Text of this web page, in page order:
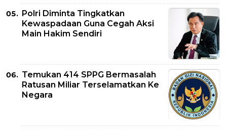
Polri Diminta Tingkatkan
Kewaspadaan Guna Cegah Aksi
Main Hakim Sendiri
Temukan 414 SPPG Bermasalah
Ratusan Miliar Terselamatkan Ke
Negara